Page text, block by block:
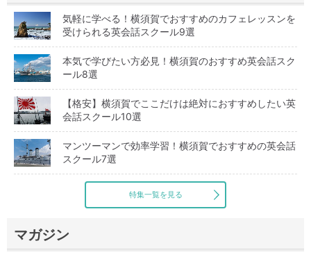
気軽に学べる！横須賀でおすすめのカフェレッスンを
受けられる英会話スクール9選
本気で学びたい方必見！横須賀のおすすめ英会話スク
ール8選
【格安】横須賀でここだけは絶対におすすめしたい英
会話スクール10選
マンツーマンで効率学習！横須賀でおすすめの英会話
スクール7選
特集一覧を見る
マガジン